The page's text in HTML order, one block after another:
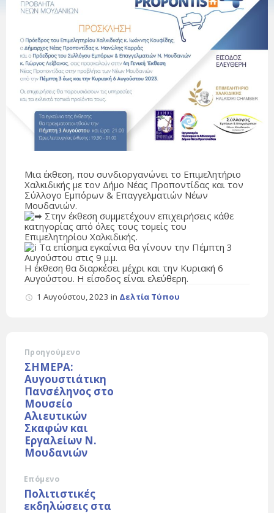
Μια έκθεση, που συνδιοργανώνει το Επιμελητήριο
Χαλκιδικής με τον Δήμο Νέας Προποντίδας και τον
Σύλλογο Εμπόρων & Επαγγελματιών Νέων
Μουδανιών.
Στην έκθεση συμμετέχουν επιχειρήσεις κάθε
κατηγορίας από όλες τους τομείς του
Επιμελητηρίου Χαλκιδικής.
Τα επίσημα εγκαίνια θα γίνουν την Πέμπτη 3
Αυγούστου στις 9 μ.μ.
Η έκθεση θα διαρκέσει μέχρι και την Κυριακή 6
Αυγούστου. Η είσοδος είναι ελεύθερη.
1 Αυγούστου, 2023 in Δελτία Τύπου
Προηγούμενο
ΣΗΜΕΡΑ:
Αυγουστιάτικη
Πανσέληνος στο
Μουσείο
Αλιευτικών
Σκαφών και
Εργαλείων Ν.
Μουδανιών
Επόμενο
Πολιτιστικές
εκδηλώσεις στα